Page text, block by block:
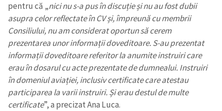
pentru că „nici nu s-a pus în discuție și nu au fost dubii
asupra celor reflectate în CV și, împreună cu membrii
Consiliului, nu am considerat oportun să cerem
prezentarea unor informații doveditoare. S-au prezentat
informații doveditoare referitor la anumite instruiri care
erau în dosarul cu acte prezentate de dumnealui. Instruiri
în domeniul aviației, inclusiv certificate care atestau
participarea la varii instruiri. Și erau destul de multe
certificate”, a precizat Ana Luca.